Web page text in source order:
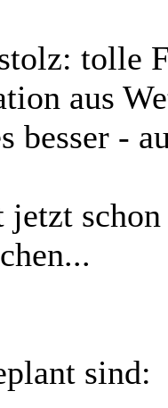
tolle
aus
besser -
jetzt
sind: